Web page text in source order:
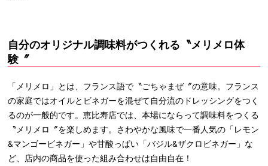
自分のオリジナル調味料がつくれる〝メリメロ体
験〞
「メリメロ」とは、フランス語で〝ごちゃまぜ〞の意味。フランス
の家庭ではオイルとビネガーを混ぜて自分流のドレッシングをつく
るのが一般的です。恵比寿店では、本場にならって調味料をつくる
〝メリメロ〞を楽しめます。さわやかな風味で一番人気の「レモン
&マンゴービネガー」や甘酸っぱい「バジル&ザクロビネガー」な
ど、店内の商品を使った組み合わせは自由自在！